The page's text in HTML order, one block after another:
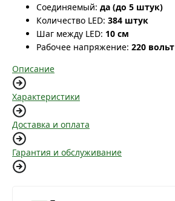
Соединяемый: да (до 5 штук)
Количество LED: 384 штук
Шаг между LED: 10 см
Рабочее напряжение: 220 вольт
Описание
Характеристики
Доставка и оплата
Гарантия и обслуживание